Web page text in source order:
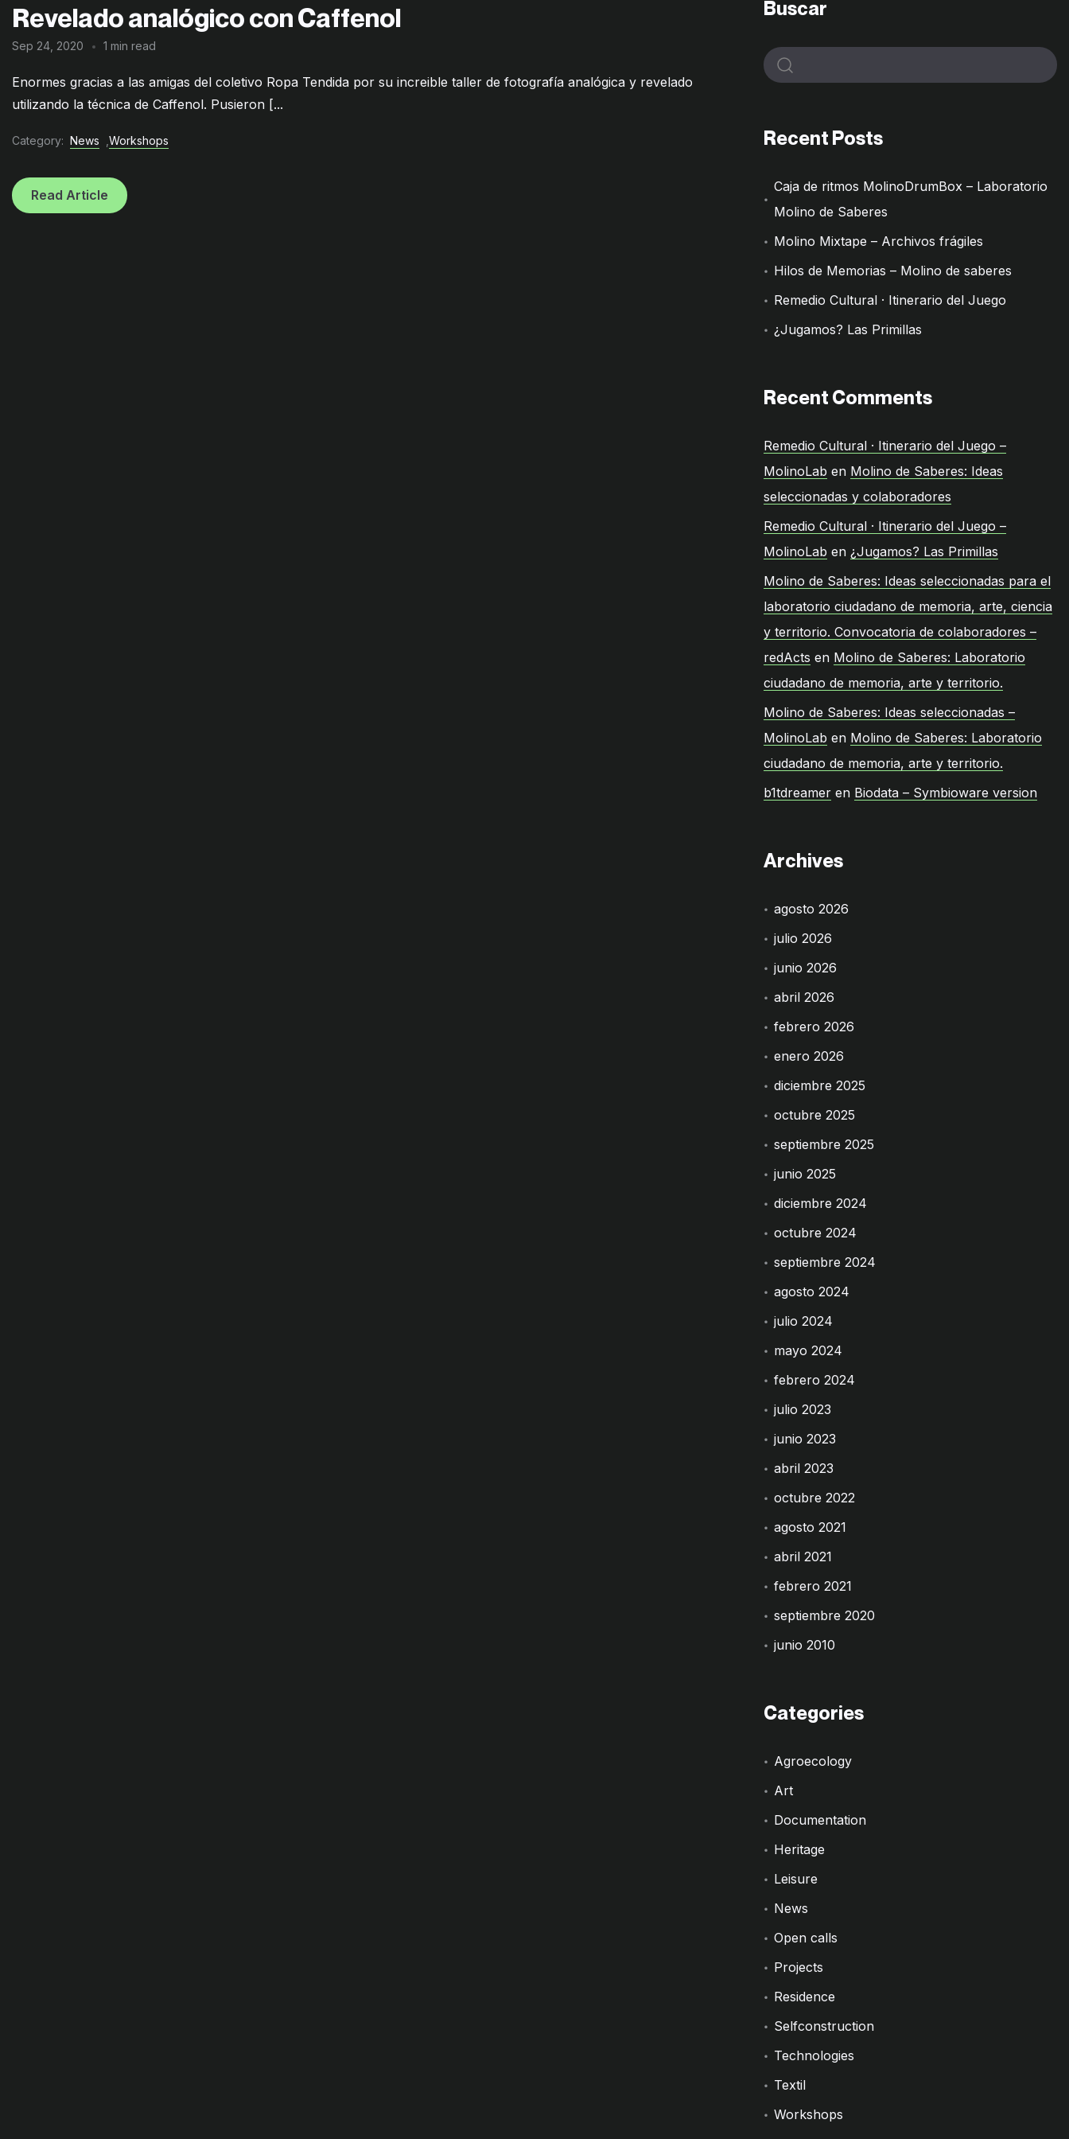
Revelado analógico con Caffenol
Sep 24, 2020 1 min read
Enormes gracias a las amigas del coletivo Ropa Tendida por su increible taller de fotografía analógica y revelado
utilizando la técnica de Caffenol. Pusieron [...
Category: News ,Workshops
Read Article
Buscar
Recent Posts
Caja de ritmos MolinoDrumBox – Laboratorio
Molino de Saberes
Molino Mixtape – Archivos frágiles
Hilos de Memorias – Molino de saberes
Remedio Cultural · Itinerario del Juego
¿Jugamos? Las Primillas
Recent Comments
Remedio Cultural · Itinerario del Juego –
MolinoLab en Molino de Saberes: Ideas
seleccionadas y colaboradores
Remedio Cultural · Itinerario del Juego –
MolinoLab en ¿Jugamos? Las Primillas
Molino de Saberes: Ideas seleccionadas para el
laboratorio ciudadano de memoria, arte, ciencia
y territorio. Convocatoria de colaboradores –
redActs en Molino de Saberes: Laboratorio
ciudadano de memoria, arte y territorio.
Molino de Saberes: Ideas seleccionadas –
MolinoLab en Molino de Saberes: Laboratorio
ciudadano de memoria, arte y territorio.
b1tdreamer en Biodata – Symbioware version
Archives
agosto 2026
julio 2026
junio 2026
abril 2026
febrero 2026
enero 2026
diciembre 2025
octubre 2025
septiembre 2025
junio 2025
diciembre 2024
octubre 2024
septiembre 2024
agosto 2024
julio 2024
mayo 2024
febrero 2024
julio 2023
junio 2023
abril 2023
octubre 2022
agosto 2021
abril 2021
febrero 2021
septiembre 2020
junio 2010
Categories
Agroecology
Art
Documentation
Heritage
Leisure
News
Open calls
Projects
Residence
Selfconstruction
Technologies
Textil
Workshops